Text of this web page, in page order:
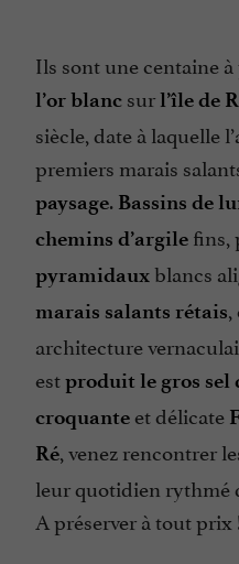
Ils sont une centaine
l’or blanc surl’île de
siècle, date à laquelle
premiers marais
paysage. Bassins de
chemins d’argile fins,
pyramidaux blancs
marais salants rétais,
architecture
estproduit le gros sel
croquante et délicate
Ré, venez rencontrer
leur quotidien rythmé
A préserver à tout prix